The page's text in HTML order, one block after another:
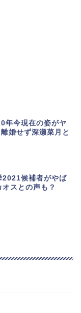
年今現在の姿がヤ
婚せず深瀬菜月と
2021候補者がやば
スとの声も？